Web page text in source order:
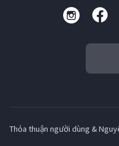
Thỏa thuận người dùng &